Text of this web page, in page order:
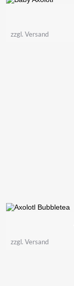
zzgl. Versand
zzgl. Versand